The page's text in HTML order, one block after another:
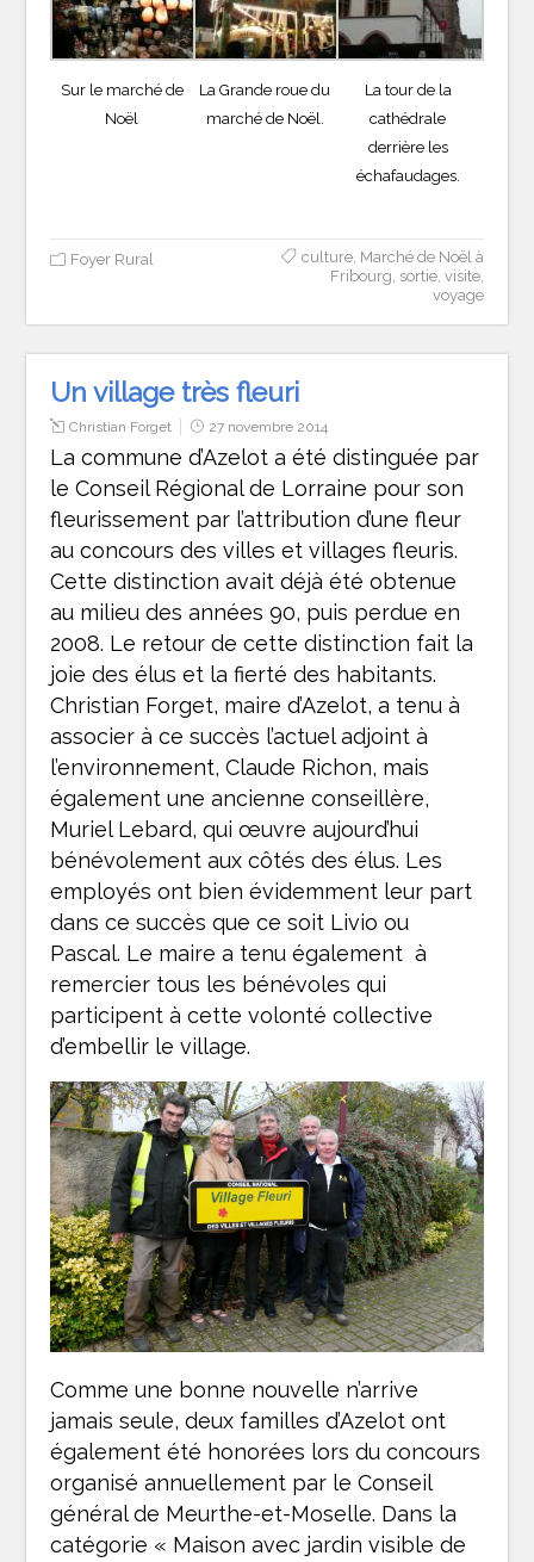
Sur le marché de
Noël
La Grande roue du
marché de Noël.
La tour de la
cathédrale
derrière les
échafaudages.
Foyer Rural culture, Marché de Noël à
Fribourg, sortie, visite,
voyage
Un village très fleuri
Christian Forget 27 novembre 2014
La commune d’Azelot a été distinguée par
le Conseil Régional de Lorraine pour son
fleurissement par l’attribution d’une fleur
au concours des villes et villages fleuris.
Cette distinction avait déjà été obtenue
au milieu des années 90, puis perdue en
2008. Le retour de cette distinction fait la
joie des élus et la fierté des habitants.
Christian Forget, maire d’Azelot, a tenu à
associer à ce succès l’actuel adjoint à
l’environnement, Claude Richon, mais
également une ancienne conseillère,
Muriel Lebard, qui œuvre aujourd’hui
bénévolement aux côtés des élus. Les
employés ont bien évidemment leur part
dans ce succès que ce soit Livio ou
Pascal. Le maire a tenu également à
remercier tous les bénévoles qui
participent à cette volonté collective
d’embellir le village.
Comme une bonne nouvelle n’arrive
jamais seule, deux familles d’Azelot ont
également été honorées lors du concours
organisé annuellement par le Conseil
général de Meurthe-et-Moselle. Dans la
catégorie « Maison avec jardin visible de